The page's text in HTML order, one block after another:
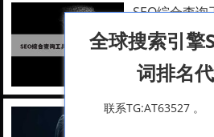
SEO综合查
测。
谷歌SEO
谷歌关键词
全球搜索引擎
词排名
联系TG:AT63527 。